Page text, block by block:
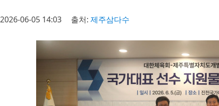
2026-06-05 14:03 출처: 제주삼다수